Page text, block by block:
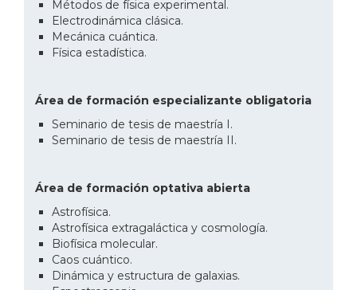
Métodos de física experimental.
Electrodinámica clásica.
Mecánica cuántica.
Física estadística.
Área de formación especializante obligatoria
Seminario de tesis de maestría I.
Seminario de tesis de maestría II.
Área de formación optativa abierta
Astrofísica.
Astrofísica extragaláctica y cosmología.
Biofísica molecular.
Caos cuántico.
Dinámica y estructura de galaxias.